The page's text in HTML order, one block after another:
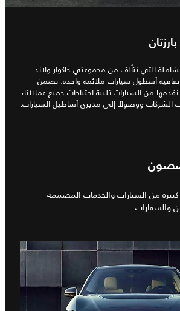
التي تتألف من مجموعتي جاكوار ولاند
أسطول سيارات ملائمة واحدة. تضمن
من السيارات تلبية احتياجات جميع عملائنا،
الشركات ووصولاً إلى مديري أساطيل السيارات.
من السيارات والخدمات المصممة
والسفارات.